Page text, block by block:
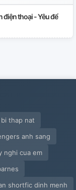
thoại - Yêu để
thap nat
anh sang
nghi cua em
shortfic dinh menh